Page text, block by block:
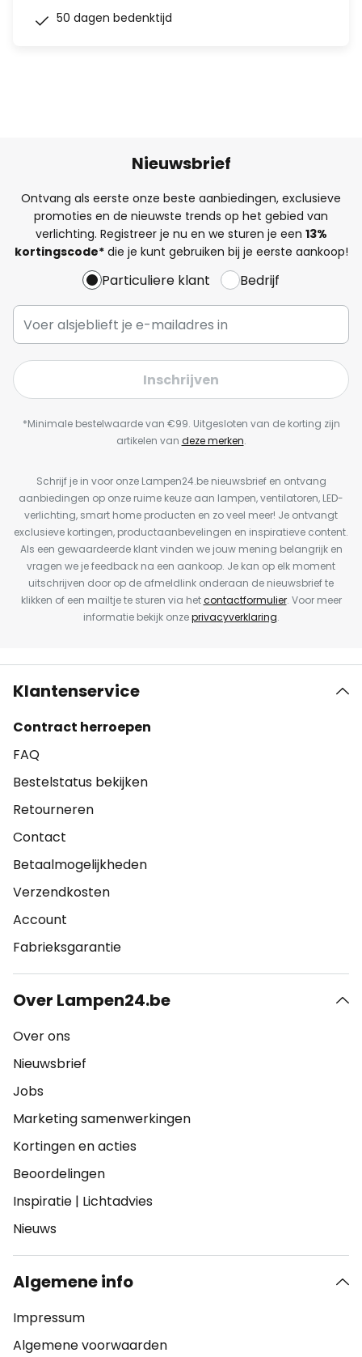
50 dagen bedenktijd
Nieuwsbrief
Ontvang als eerste onze beste aanbiedingen, exclusieve
promoties en de nieuwste trends op het gebied van
verlichting. Registreer je nu en we sturen je een 13%
kortingscode*die je kunt gebruiken bij je eerste aankoop!
Particuliere klant Bedrijf
Inschrijven
*Minimale bestelwaarde van €99. Uitgesloten van de korting zijn
artikelen van deze merken.
Schrijf je in voor onze Lampen24.be nieuwsbrief en ontvang
aanbiedingen op onze ruime keuze aan lampen, ventilatoren, LED-
verlichting, smart home producten en zo veel meer! Je ontvangt
exclusieve kortingen, productaanbevelingen en inspiratieve content.
Als een gewaardeerde klant vinden we jouw mening belangrijk en
vragen we je feedback na een aankoop. Je kan op elk moment
uitschrijven door op de afmeldlink onderaan de nieuwsbrief te
klikken of een mailtje te sturen via hetcontactformulier. Voor meer
informatie bekijk onzeprivacyverklaring.
Klantenservice
Contract herroepen
FAQ
Bestelstatus bekijken
Retourneren
Contact
Betaalmogelijkheden
Verzendkosten
Account
Fabrieksgarantie
Over Lampen24.be
Over ons
Nieuwsbrief
Jobs
Marketing samenwerkingen
Kortingen en acties
Beoordelingen
Inspiratie | Lichtadvies
Nieuws
Algemene info
Impressum
Algemene voorwaarden